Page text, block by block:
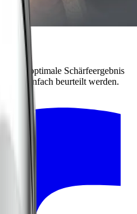
das optimale Schärfeergebnis
einfach beurteilt werden.